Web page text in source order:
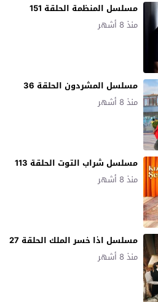
مسلسل المنظمة الحلقة 151
منذ 8 أشهر
مسلسل المشردون الحلقة 36
منذ 8 أشهر
مسلسل شراب التوت الحلقة 113
منذ 8 أشهر
مسلسل اذا خسر الملك الحلقة 27
منذ 8 أشهر